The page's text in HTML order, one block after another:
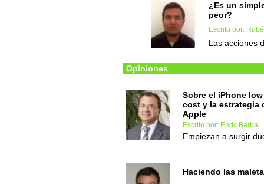
¿Es un
peor?
Escrito por:
Las acciones
Opiniones
Sobre el iPhone low
cost y la estrategia
Apple
Escrito por: Enric Barba
Empiezan a surgir
Haciendo las